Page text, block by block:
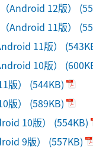
Android 12版）
Android 11版）
11版）
10版）
版） (544KB)
版） (589KB)
10版） (554KB)
9版） (557KB)